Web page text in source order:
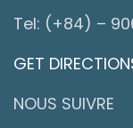
Tel: (+84) –
GET
NOUS SUIVRE